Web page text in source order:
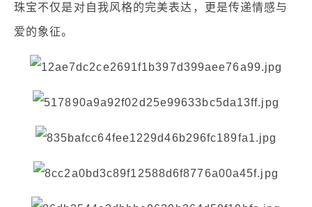
珠宝不仅是对自我风格的完美表达，更是传递情感与
爱的象征。